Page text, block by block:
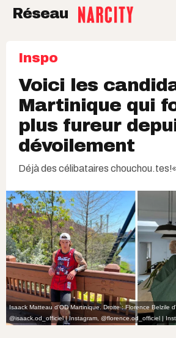
Réseau
Inspo
Voici les
Martinique qui
plus fureur
dévoilement
Déjà des célibataires
Isaack Matteau d'OD Martinique. Droite : Florence Belzile
@isaack.od_officiel | Instagram @florence.od_officiel |